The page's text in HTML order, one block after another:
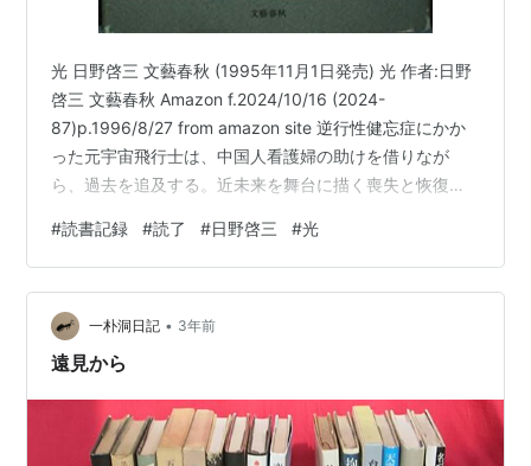
光 日野啓三 文藝春秋 (1995年11月1日発売) 光 作者:日野
啓三 文藝春秋 Amazon f.2024/10/16 (2024-
87)p.1996/8/27 from amazon site 逆行性健忘症にかか
った元宇宙飛行士は、中国人看護婦の助けを借りなが
ら、過去を追及する。近未来を舞台に描く喪失と恢復の
中を動かしているのは精神的、深層心理的なものだ。月
から還った飛行士が喪ったものは…。近未来の東京を舞
台に描く喪失と新生の物語。
#読書記録 #読了 #日野啓三 #光
一朴洞日記 • 3年前
遠見から